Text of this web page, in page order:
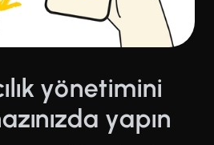
yönetimini
yapın